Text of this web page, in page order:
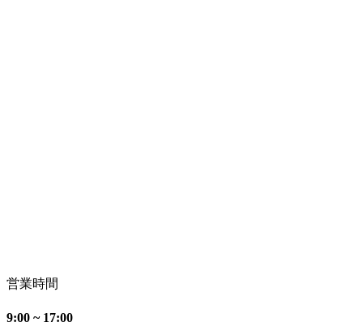
営業時間
9:00 ~ 17:00